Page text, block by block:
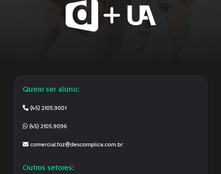
Quero ser aluno:
(45) 2105.9001
(45) 2105.9096
comercial.foz@descomplica.com.br
Outros setores: